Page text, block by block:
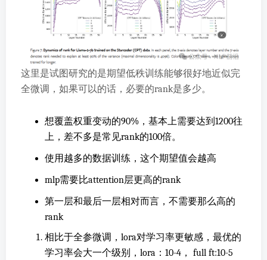
这里是试图研究的是期望低秩训练能够很好地近似完
全微调，如果可以的话，必要的rank是多少。
想覆盖权重变动的90%，基本上需要达到1200往
上，差不多是常见rank的100倍。
使用越多的数据训练，这个期望值会越高
mlp需要比attention层更高的rank
第一层和最后一层相对而言，不需要那么高的
rank
相比于全参微调，lora对学习率更敏感，最优的
学习率会大一个级别，lora：10-4， full ft:10-5